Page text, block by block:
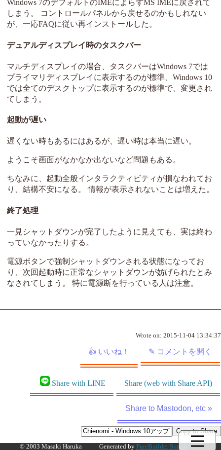
Windows 7のデフォルトのIMEによらずMS IMEに戻されて
しまう。 コントロールパネルから戻せるのかもしれない
が、一応FAQに従い再インストールした。
デュアルディスプレイ時のタスクバー
マルチディスプレイの場合、タスクバーはWindows 7では
プライマリディスプレイに表示するのが標準、Windows 10
では全てのデスクトップに表示するのが標準で、変更され
てしまう。
起動が遅い
遅くない時もあるにはあるが、遅い時は本当に遅い。
ようこそ画面がなかなか出ないなど問題もある。
ちなみに、起動全般インタラクティビティが損なわれてお
り、結構不安になる。 情報が表示されないことは増えた。
終了処理
一見シャットダウンが完了したように見えても、実は終わ
っていなかったりする。
電源ボタンで強制シャットダウンされる状態になってお
り、次回起動時に正常なシャットダウンが妨げられたとみ
なされてしまう。 特に電源断を行っている人は注意。
Wrote on: 2015-11-04 13:34:37
Share with LINE Share (web with Share API)
Share to Mastodon, etc »
© 2003 Masaki Haruka Generated by PureBuilder Simply